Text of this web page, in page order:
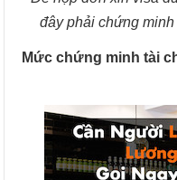
đây phải chứng
Mức chứng minh tài